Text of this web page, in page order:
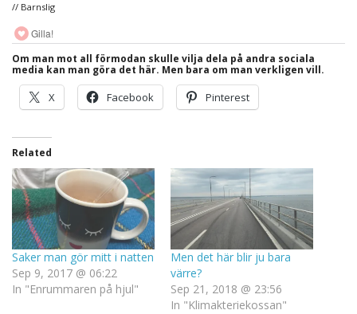
// Barnslig
Gilla!
Om man mot all förmodan skulle vilja dela på andra sociala
media kan man göra det här. Men bara om man verkligen vill.
X Facebook Pinterest
Related
Saker man gör mitt i natten
Sep 9, 2017 @ 06:22
In "Enrummaren på hjul"
Men det här blir ju bara
värre?
Sep 21, 2018 @ 23:56
In "Klimakteriekossan"